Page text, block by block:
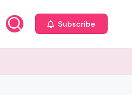
Subscribe